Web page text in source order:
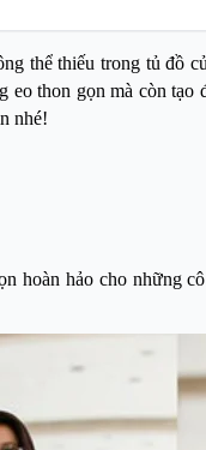
thể thiếu trong tủ đồ
thon gọn mà còn
nhé!
hoàn hảo cho những